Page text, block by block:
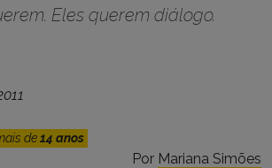
Eles querem diálogo.
de14 anos
Por Mariana Simões